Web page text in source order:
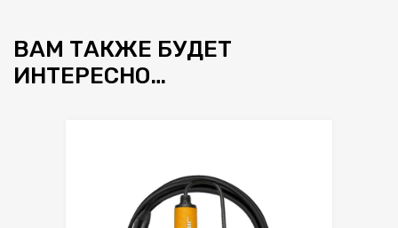
ВАМ ТАКЖЕ БУДЕТ
ИНТЕРЕСНО…